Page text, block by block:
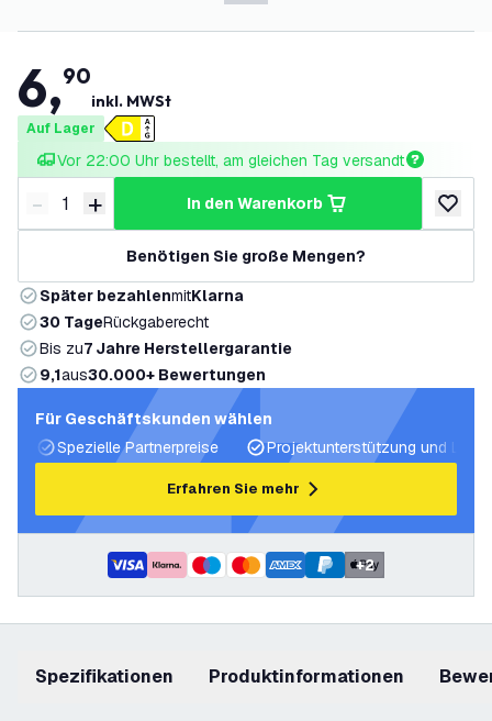
6,90
inkl. MWSt
Auf Lager
Vor 22:00 Uhr bestellt, am gleichen Tag versandt
Menge verringern
- Menge erhöhen
+ in den Warenkorb
zur
Benötigen Sie große Mengen?
Später bezahlenmitKlarna
30 TageRückgaberecht
Bis zu7 Jahre Herstellergarantie
9,1aus30.000+ Bewertungen
Für Geschäftskunden wählen
Spezielle Partnerpreise
Projektunterstützung und
Erfahren Sie mehr
+2
Spezifikationen Produktinformationen